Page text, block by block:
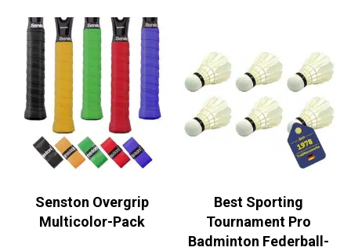
Senston Overgrip
Multicolor-Pack
Best Sporting
Tournament Pro
Badminton Federball-